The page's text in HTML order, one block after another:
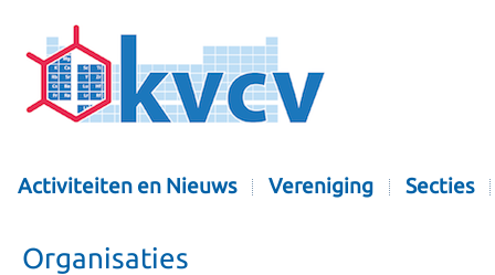
Activiteiten en Nieuws Vereniging Secties
Organisaties